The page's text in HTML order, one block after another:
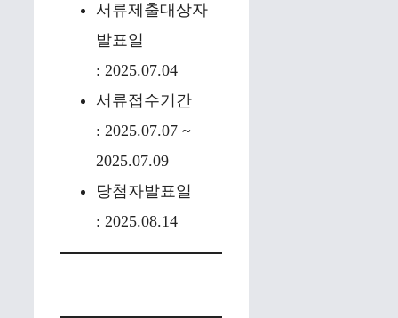
서류제출대상자
발표일
: 2025.07.04
서류접수기간
: 2025.07.07 ~
2025.07.09
당첨자발표일
: 2025.08.14